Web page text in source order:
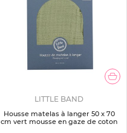
LITTLE BAND
Housse matelas à langer 50 x 70
cm vert mousse en gaze de coton